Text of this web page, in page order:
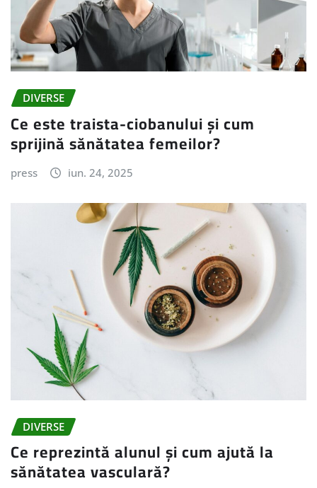
DIVERSE
Ce este traista-ciobanului și cum
sprijină sănătatea femeilor?
press iun. 24, 2025
DIVERSE
Ce reprezintă alunul și cum ajută la
sănătatea vasculară?